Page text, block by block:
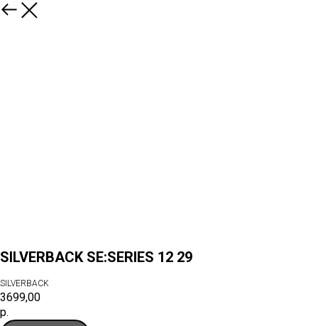
SILVERBACK SE:SERIES 12 29
SILVERBACK
3699,00
р.